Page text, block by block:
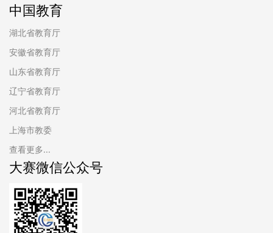
中国教育
湖北省教育厅
安徽省教育厅
山东省教育厅
辽宁省教育厅
河北省教育厅
上海市教委
查看更多...
大赛微信公众号